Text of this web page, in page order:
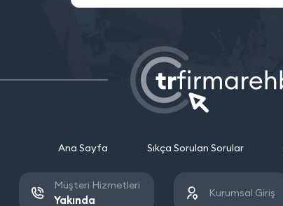
Ana Sayfa Sıkça Sorulan Sorular
Müşteri Hizmetleri
Yakında
Kurumsal Giriş